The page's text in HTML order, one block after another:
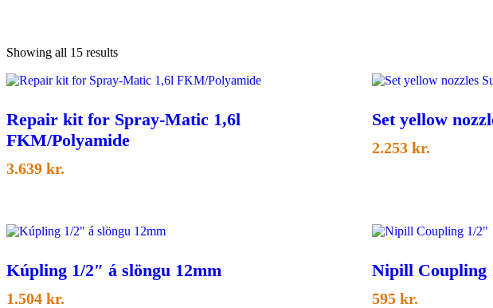
Showing all 15 resultsSorted
latest
Repair kit for Spray-Matic 1,6l
FKM/Polyamide
3.639 kr.
Set yellow
2.253 kr.
Kúpling 1/2″ á slöngu 12mm
1.504 kr.
Nipill Coupling
595 kr.